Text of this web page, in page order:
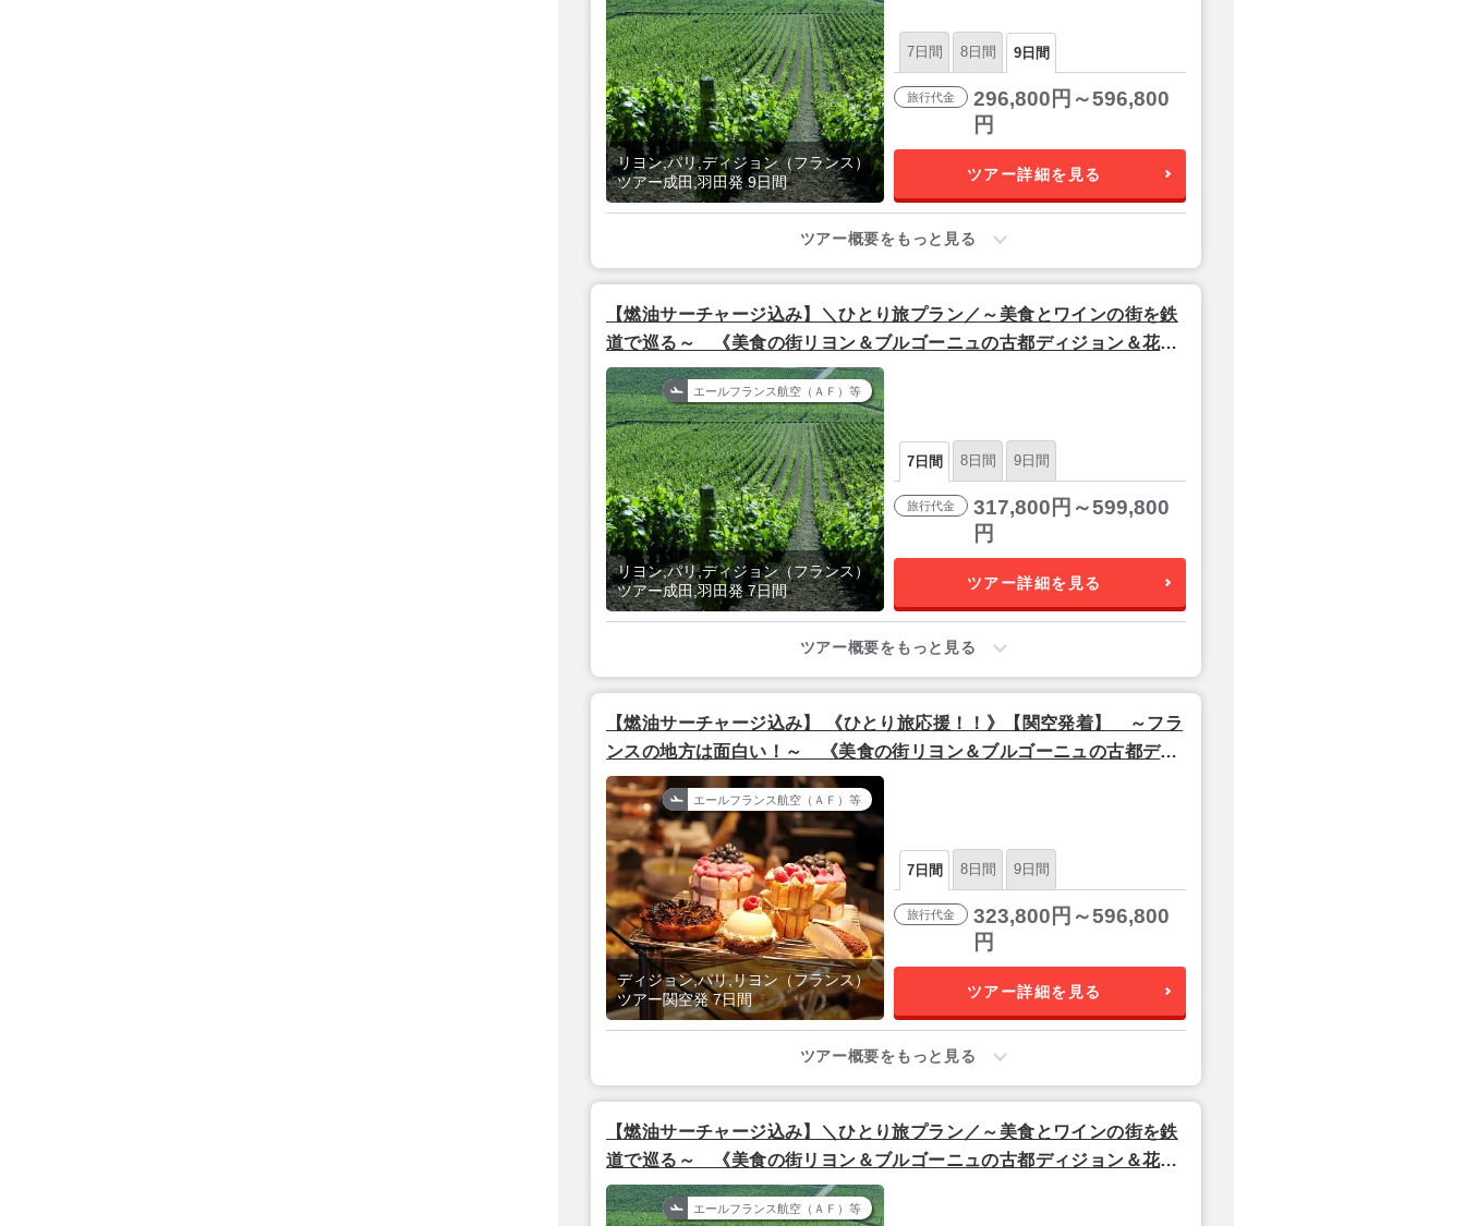
リヨン,パリ,ディジョン（フランス）
ツアー成田,羽田発 9日間
7日間 8日間 9日間
旅行代金
296,800円～596,800
円
ツアー詳細を見る
ツアー概要をもっと見る
【燃油サーチャージ込み】＼ひとり旅プラン／～美食とワインの街を鉄
道で巡る～ 《美食の街リヨン＆ブルゴーニュの古都ディジョン＆花の
都パリ》│価格重ホテル泊 フランス３都市 5泊7日間│
リヨン,パリ,ディジョン（フランス）
ツアー成田,羽田発 7日間
エールフランス航空（ＡＦ）等
7日間 8日間 9日間
旅行代金
317,800円～599,800
円
ツアー詳細を見る
ツアー概要をもっと見る
【燃油サーチャージ込み】 《ひとり旅応援！！》【関空発着】 ～フラ
ンスの地方は面白い！～ 《美食の街リヨン＆ブルゴーニュの古都ディ
ジョン＆花の都パリ》 鉄道で巡るフランス3都市 5泊7日
ディジョン,パリ,リヨン（フランス）
ツアー関空発 7日間
エールフランス航空（ＡＦ）等
7日間 8日間 9日間
旅行代金
323,800円～596,800
円
ツアー詳細を見る
ツアー概要をもっと見る
【燃油サーチャージ込み】＼ひとり旅プラン／～美食とワインの街を鉄
道で巡る～ 《美食の街リヨン＆ブルゴーニュの古都ディジョン＆花の
都パリ》│価格重ホテル泊 フランス３都市 6泊8日間│
エールフランス航空（ＡＦ）等